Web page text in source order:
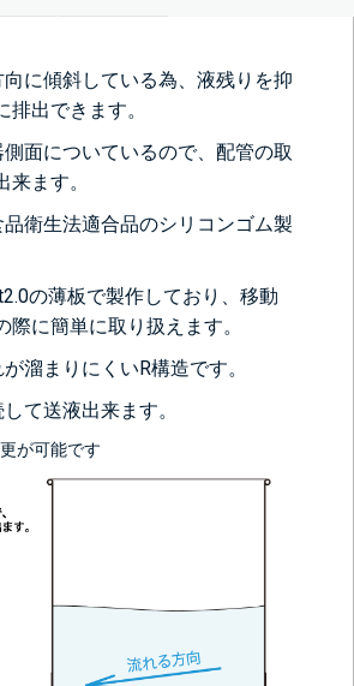
に傾斜している為、液残りを抑
排出できます。
面についているので、配管の取
来ます。
衛生法適合品のシリコンゴム製
の薄板で製作しており、移動
際に簡単に取り扱えます。
溜まりにくいR構造です。
て送液出来ます。
が可能です